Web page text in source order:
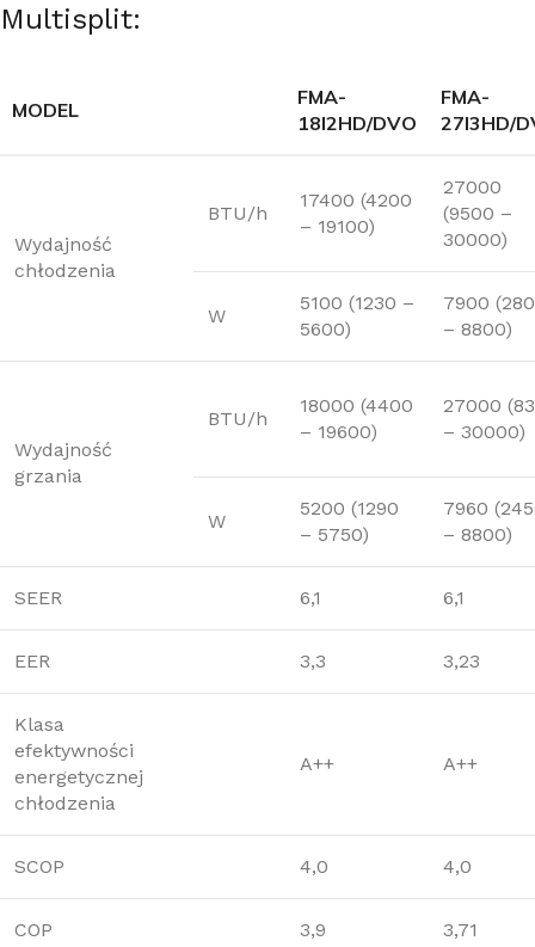
Multisplit:
MODEL
FMA-
18I2HD/DVO
FMA-
27I3HD/
Wydajność
chłodzenia
BTU/h
17400 (4200
– 19100)
27000
(9500 –
30000)
W
5100 (1230 –
5600)
7900
– 8800)
Wydajność
grzania
BTU/h
18000 (4400
– 19600)
27000
– 30000)
W
5200 (1290
– 5750)
7960
– 8800)
SEER 6,1 6,1
EER 3,3 3,23
Klasa
efektywności
energetycznej
chłodzenia
A++ A++
SCOP 4,0 4,0
COP 3,9 3,71